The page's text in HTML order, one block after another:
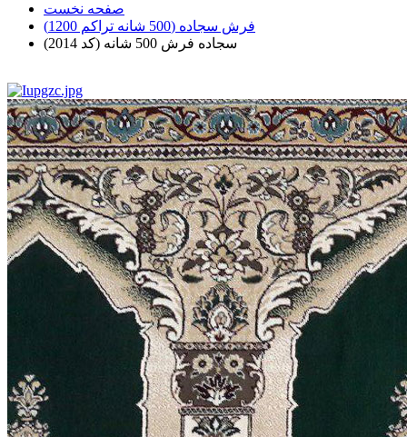
صفحه نخست
فرش سجاده (500 شانه تراکم 1200)
سجاده فرش 500 شانه (کد 2014)